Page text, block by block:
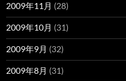
2009年11月 (28)
2009年10月 (31)
2009年9月 (32)
2009年8月 (31)